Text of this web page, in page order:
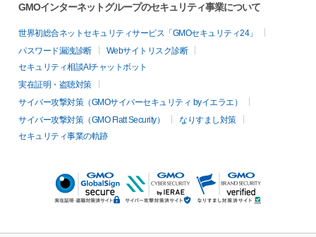
GMOインターネットグループのセキュリティ事業について
世界初総合ネットセキュリティサービス「GMOセキュリティ24」
パスワード漏洩診断
Webサイトリスク診断
セキュリティ相談AIチャットボット
実在証明・盗聴対策
サイバー攻撃対策（GMOサイバーセキュリティ byイエラエ）
サイバー攻撃対策（GMO Flatt Security）
なりすまし対策
セキュリティ事業の軌跡